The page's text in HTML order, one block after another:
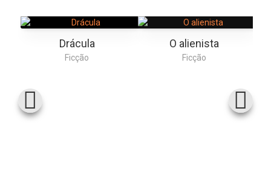
Drácula
Ficção
O alienista
Ficção